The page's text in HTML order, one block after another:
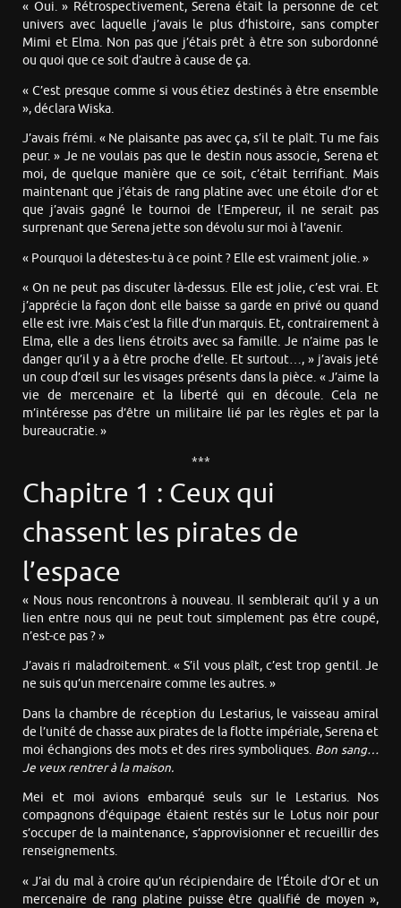
« Oui. » Rétrospectivement, Serena était la personne de cet
univers avec laquelle j’avais le plus d’histoire, sans compter
Mimi et Elma. Non pas que j’étais prêt à être son subordonné
ou quoi que ce soit d’autre à cause de ça.
« C’est presque comme si vous étiez destinés à être ensemble
», déclara Wiska.
J’avais frémi. « Ne plaisante pas avec ça, s’il te plaît. Tu me fais
peur. » Je ne voulais pas que le destin nous associe, Serena et
moi, de quelque manière que ce soit, c’était terrifiant. Mais
maintenant que j’étais de rang platine avec une étoile d’or et
que j’avais gagné le tournoi de l’Empereur, il ne serait pas
surprenant que Serena jette son dévolu sur moi à l’avenir.
« Pourquoi la détestes-tu à ce point ? Elle est vraiment jolie. »
« On ne peut pas discuter là-dessus. Elle est jolie, c’est vrai. Et
j’apprécie la façon dont elle baisse sa garde en privé ou quand
elle est ivre. Mais c’est la fille d’un marquis. Et, contrairement à
Elma, elle a des liens étroits avec sa famille. Je n’aime pas le
danger qu’il y a à être proche d’elle. Et surtout…, » j’avais jeté
un coup d’œil sur les visages présents dans la pièce. « J’aime la
vie de mercenaire et la liberté qui en découle. Cela ne
m’intéresse pas d’être un militaire lié par les règles et par la
bureaucratie. »
***
Chapitre 1 : Ceux qui
chassent les pirates de
l’espace
« Nous nous rencontrons à nouveau. Il semblerait qu’il y a un
lien entre nous qui ne peut tout simplement pas être coupé,
n’est-ce pas ? »
J’avais ri maladroitement. « S’il vous plaît, c’est trop gentil. Je
ne suis qu’un mercenaire comme les autres. »
Dans la chambre de réception du Lestarius, le vaisseau amiral
de l’unité de chasse aux pirates de la flotte impériale, Serena et
moi échangions des mots et des rires symboliques. Bon sang…
Je veux rentrer à la maison.
Mei et moi avions embarqué seuls sur le Lestarius. Nos
compagnons d’équipage étaient restés sur le Lotus noir pour
s’occuper de la maintenance, s’approvisionner et recueillir des
renseignements.
« J’ai du mal à croire qu’un récipiendaire de l’Étoile d’Or et un
mercenaire de rang platine puisse être qualifié de moyen »,